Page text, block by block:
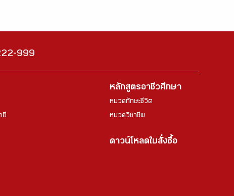
999
ยี
หลักสูตรอาชีวศึกษา
หมวดทักษะชีวิต
หมวดวิชาชีพ
ดาวน์โหลดใบสั่งซื้อ